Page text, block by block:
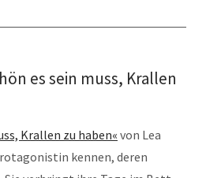
es sein muss, Krallen
Krallen zu haben« von Lea
kennen, deren